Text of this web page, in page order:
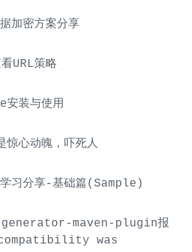
加密方案分享
URL策略
装与使用
心动魄，吓死人
习分享-基础篇(Sample)
maven-plugin报
was